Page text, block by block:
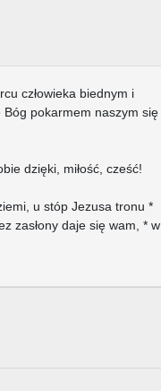
człowieka biednym i
Bóg pokarmem naszym się
dzięki, miłość, cześć!
u stóp Jezusa tronu *
zasłony daje się wam, * w